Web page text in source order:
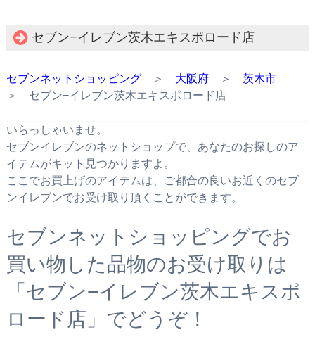
セブン−イレブン茨木エキスポロード店
セブンネットショッピング＞ 大阪府＞ 茨木市
＞ セブン−イレブン茨木エキスポロード店
いらっしゃいませ。
セブンイレブンのネットショップで、あなたのお探しのア
イテムがキット見つかりますよ。
ここでお買上げのアイテムは、ご都合の良いお近くのセブ
ンイレブンでお受け取り頂くことができます。
セブンネットショッピングでお
買い物した品物のお受け取りは
「セブン−イレブン茨木エキスポ
ロード店」でどうぞ！